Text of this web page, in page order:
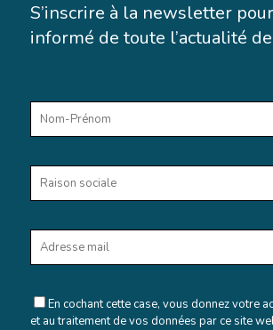
S’inscrire à la newsletter
informé de toute l’actualité
En cochant cette case, vous donnez votre
et au traitement de vos données par ce site